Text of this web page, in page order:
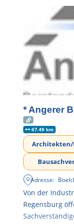
* Angerer
67.49 km
Adresse:
Von der
Regensburg